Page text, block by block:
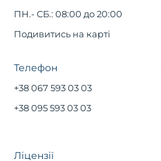
ПН.- СБ.: 08:00 до 20:00
Подивитись на карті
Телефон
+38 067 593 03 03
+38 095 593 03 03
Ліцензії